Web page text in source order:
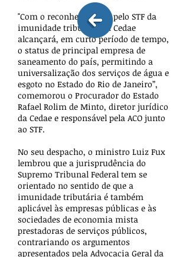
"Com o reconhecimento pelo STF da
imunidade tributária, a Cedae
alcançará, em curto período de tempo,
o status de principal empresa de
saneamento do país, permitindo a
universalização dos serviços de água e
esgoto no Estado do Rio de Janeiro”,
comemorou o Procurador do Estado
Rafael Rolim de Minto, diretor jurídico
da Cedae e responsável pela ACO junto
ao STF.
No seu despacho, o ministro Luiz Fux
lembrou que a jurisprudência do
Supremo Tribunal Federal tem se
orientado no sentido de que a
imunidade tributária é também
aplicável às empresas públicas e às
sociedades de economia mista
prestadoras de serviços públicos,
contrariando os argumentos
apresentados pela Advocacia Geral da